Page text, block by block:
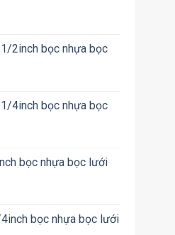
2inch bọc nhựa bọc
4inch bọc nhựa bọc
bọc nhựa bọc lưới
bọc nhựa bọc lưới